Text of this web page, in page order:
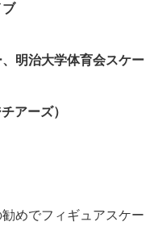
ブ
明治大学体育会スケー
アーズ）
めでフィギュアスケー